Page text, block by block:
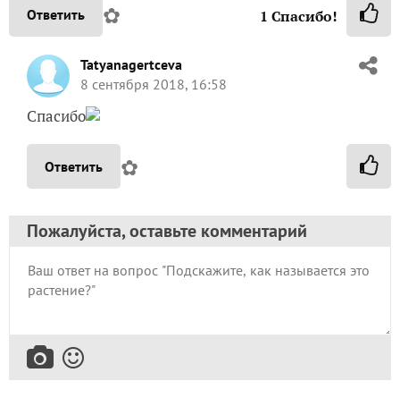
Ответить ✿ 1 Спасибо!
Tatyanagertceva
8 сентября 2018, 16:58
Спасибо
Ответить ✿
Пожалуйста, оставьте комментарий